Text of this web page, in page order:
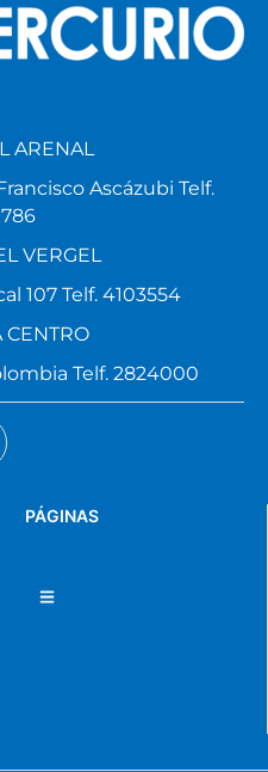
PÁGINAS
ARENAL
Ascázubi Telf.
VERGEL
107 Telf. 4103554
CENTRO
Telf. 2824000